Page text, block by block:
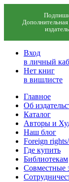
Дополнительная
Вход
в личный
Нет книг
в вишлисте
Главное
Об
Каталог
Авторы и
Наш блог
Foreign
Где купить
Библиотекам
Совместные